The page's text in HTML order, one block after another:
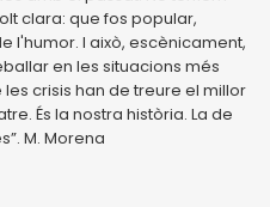
clara: que fos popular,
l'humor. I això, escènicament,
en les situacions més
crisis han de treure el millor
És la nostra història. La de
M. Morena